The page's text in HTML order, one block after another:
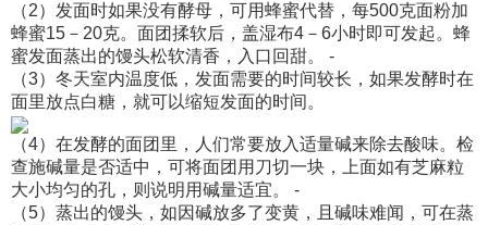
（2）发面时如果没有酵母，可用蜂蜜代替，每500克面粉加
蜂蜜15－20克。面团揉软后，盖湿布4－6小时即可发起。蜂
蜜发面蒸出的馒头松软清香，入口回甜。 -
（3）冬天室内温度低，发面需要的时间较长，如果发酵时在
面里放点白糖，就可以缩短发面的时间。
（4）在发酵的面团里，人们常要放入适量碱来除去酸味。检
查施碱量是否适中，可将面团用刀切一块，上面如有芝麻粒
大小均匀的孔，则说明用碱量适宜。 -
（5）蒸出的馒头，如因碱放多了变黄，且碱味难闻，可在蒸